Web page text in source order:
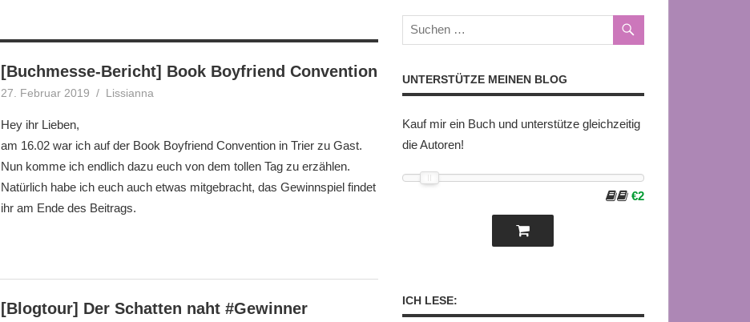
[Buchmesse-Bericht] Book Boyfriend Convention
27. Februar 2019 Lissianna
Hey ihr Lieben,
am 16.02 war ich auf der Book Boyfriend Convention in Trier zu Gast.
Nun komme ich endlich dazu euch von dem tollen Tag zu erzählen.
Natürlich habe ich euch auch etwas mitgebracht, das Gewinnspiel findet
ihr am Ende des Beitrags.
[Blogtour] Der Schatten naht #Gewinner
UNTERSTÜTZE MEINEN BLOG
Kauf mir ein Buch und unterstütze gleichzeitig
die Autoren!
€2
ICH LESE: